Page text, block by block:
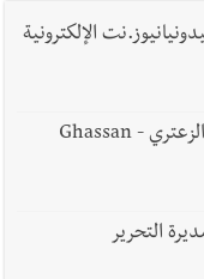
الإلكترونية
الصحافي السفير غسان محمود الزعتري - Ghassan
التحرير